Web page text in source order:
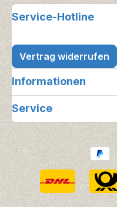
Service-Hotline
Vertrag widerrufen
Informationen
Service